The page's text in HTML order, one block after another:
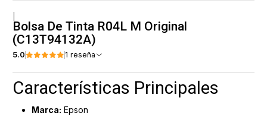
Bolsa De Tinta R04L M Original
(C13T94132A)
5.0 1 reseña
Características Principales
Marca: Epson